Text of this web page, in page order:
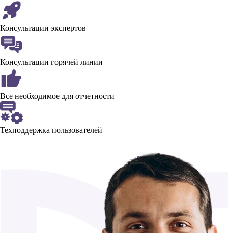
Консультации экспертов
Консультации горячей линии
Все необходимое для отчетности
Техподдержка пользователей